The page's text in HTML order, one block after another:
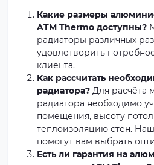
Какие размеры
ATM Thermo доступны?
радиаторы различных
удовлетворить
клиента.
Как рассчитать
радиатора? Для расчёта
радиатора необходимо
помещения, высоту
теплоизоляцию стен.
помогут вам выбрать
Есть ли гарантия на